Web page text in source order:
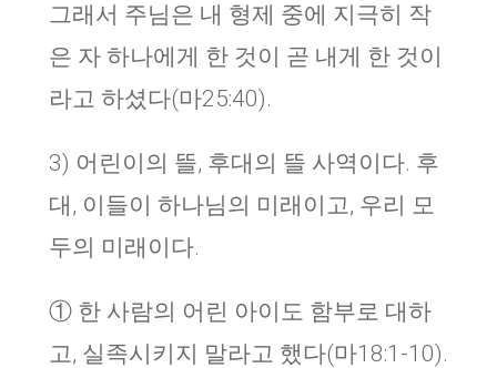
그래서 주님은 내 형제 중에 지극히 작
은 자 하나에게 한 것이 곧 내게 한 것이
라고 하셨다(마25:40).
3) 어린이의 뜰, 후대의 뜰 사역이다. 후
대, 이들이 하나님의 미래이고, 우리 모
두의 미래이다.
① 한 사람의 어린 아이도 함부로 대하
고, 실족시키지 말라고 했다(마18:1-10).